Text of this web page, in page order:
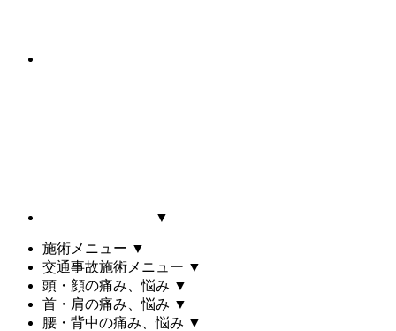
▼
施術メニュー ▼
交通事故施術メニュー ▼
頭・顔の痛み、悩み ▼
首・肩の痛み、悩み ▼
腰・背中の痛み、悩み ▼